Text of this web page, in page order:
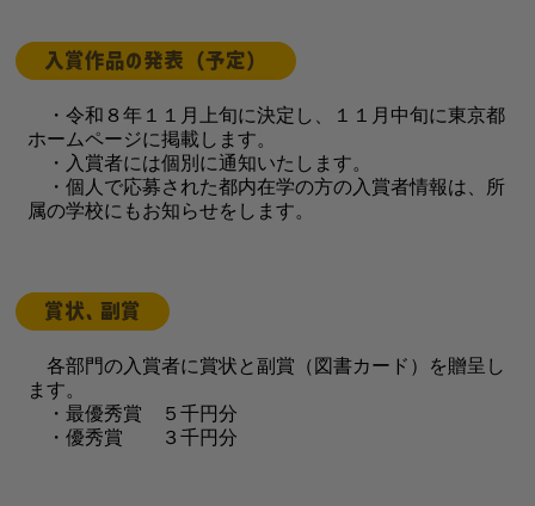
入賞作品の発表（予定）
・令和８年１１月上旬に決定し、１１月中旬に東京都
ホームページに掲載します。
・入賞者には個別に通知いたします。
・個人で応募された都内在学の方の入賞者情報は、所
属の学校にもお知らせをします。
賞状、副賞
各部門の入賞者に賞状と副賞（図書カード）を贈呈し
ます。
・最優秀賞 ５千円分
・優秀賞 ３千円分